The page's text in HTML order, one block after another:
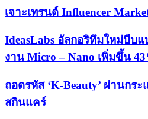
เจาะเทรนด์ Influencer
IdeasLabs อัลกอริทึมใหม่บีบ
งาน Micro – Nano เพิ่มขึ้น
ถอดรหัส ‘K-Beauty’ ผ่านกร
สกินแคร์